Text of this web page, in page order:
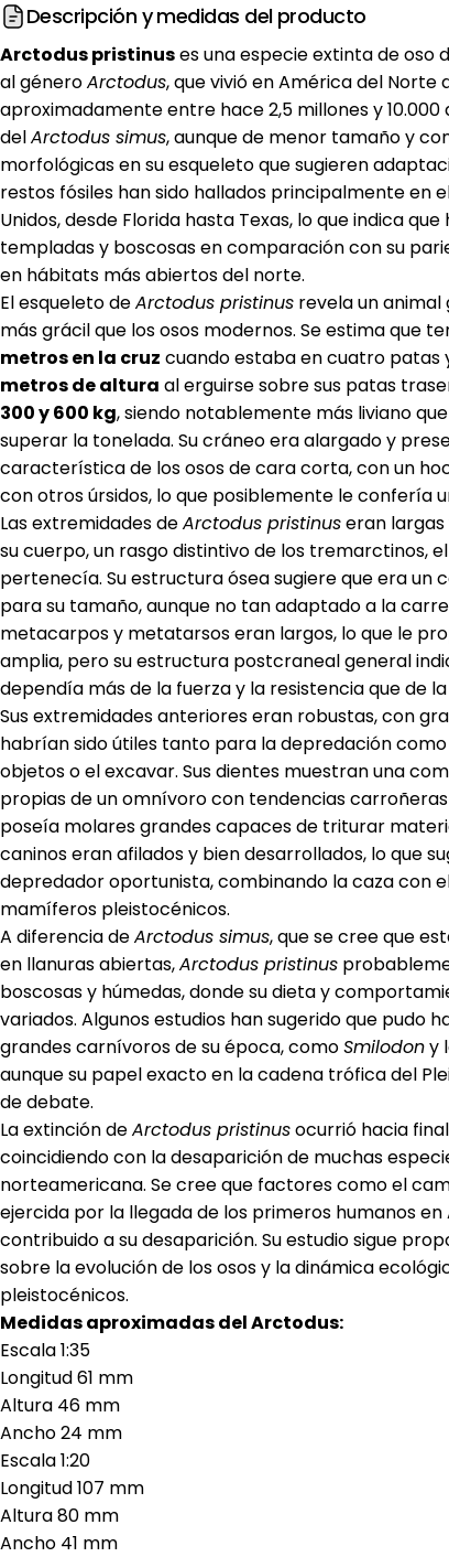
Descripción y medidas del producto
Arctodus pristinuses una especie extinta de
al géneroArctodus, que vivió en América del Norte
aproximadamente entre hace 2,5 millones y
delArctodus simus, aunque de menor tamaño y
morfológicas en su esqueleto que sugieren
restos fósiles han sido hallados principalmente en
Unidos, desde Florida hasta Texas, lo que indica
templadas y boscosas en comparación con su
en hábitats más abiertos del norte.
El esqueleto deArctodus pristinus revela un animal
más grácil que los osos modernos. Se estima que
metros en la cruz cuando estaba en cuatro patas
metros de altura al erguirse sobre sus patas
300 y 600 kg, siendo notablemente más liviano que
superar la tonelada. Su cráneo era alargado y
característica de los osos de cara corta, con un
con otros úrsidos, lo que posiblemente le confería
Las extremidades deArctodus pristinuseran
su cuerpo, un rasgo distintivo de los tremarctinos,
pertenecía. Su estructura ósea sugiere que era
para su tamaño, aunque no tan adaptado a la
metacarpos y metatarsos eran largos, lo que le
amplia, pero su estructura postcraneal general
dependía más de la fuerza y la resistencia que de
Sus extremidades anteriores eran robustas, con
habrían sido útiles tanto para la depredación
objetos o el excavar. Sus dientes muestran una
propias de un omnívoro con tendencias
poseía molares grandes capaces de triturar
caninos eran afilados y bien desarrollados, lo que
depredador oportunista, combinando la caza con
mamíferos pleistocénicos.
A diferencia deArctodus simus, que se cree que
en llanuras abiertas,Arctodus pristinus
boscosas y húmedas, donde su dieta y
variados. Algunos estudios han sugerido que pudo
grandes carnívoros de su época, comoSmilodony
aunque su papel exacto en la cadena trófica del
de debate.
La extinción deArctodus pristinusocurrió hacia
coincidiendo con la desaparición de muchas
norteamericana. Se cree que factores como el
ejercida por la llegada de los primeros humanos
contribuido a su desaparición. Su estudio sigue
sobre la evolución de los osos y la dinámica
pleistocénicos.
Medidas aproximadas del Arctodus:
Escala 1:35
Longitud 61 mm
Altura 46 mm
Ancho 24 mm
Escala 1:20
Longitud 107 mm
Altura 80 mm
Ancho 41 mm